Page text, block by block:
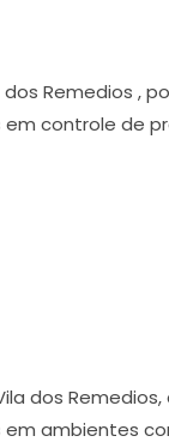
Remedios ,
controle de
dos
em ambientes